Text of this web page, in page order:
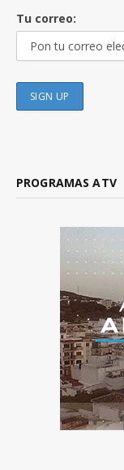
Tu correo:
PROGRAMAS ATV